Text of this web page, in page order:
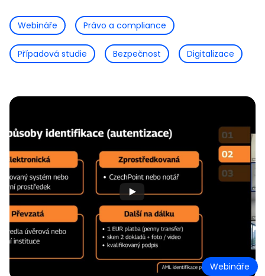
Webináře Právo a compliance
Případová studie Bezpečnost Digitalizace
Webináře